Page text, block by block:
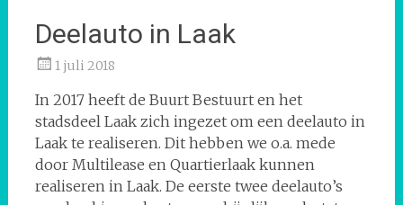
Deelauto in Laak
1 juli 2018
In 2017 heeft de Buurt Bestuurt en het
stadsdeel Laak zich ingezet om een deelauto in
Laak te realiseren. Dit hebben we o.a. mede
door Multilease en Quartierlaak kunnen
realiseren in Laak. De eerste twee deelauto’s